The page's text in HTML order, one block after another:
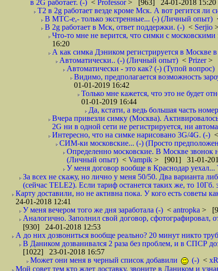
в 2G работает. (-) < Professor> [963] 24-01-2018 15:20
T2 в 2g работает везде кроме Мск. А вот регится
В МТС-е,- только экстренные... (-) (Личный опыт)
В 2g работает в Мск, ответ поддержки. (-) < Serjio
Что-то мне не верится, что симки с
16:20
А как симка Дэником регистрируется в Москве
Автоматически.. (-) (Личный опыт) < Prizer>
Автоматически - это как? (-) (Тупой вопрос)
Видимо, предполагается возможность
01-01-2019 16:42
Только мне кажется, что это не будет
01-01-2019 16:44
Да, кстати, а ведь большая часть
Вчера привезли симку (Москва).
2G ни в одной сети не регистрируется, ни
Интересно, что на симке нарисовано 3G/4G. (-)
СИМ-ки московские... (-) (Просто
Определенно московские. В Москве звонок
(Личный опыт) < Vampik > [901] 31-01-
У меня договор вообще в Краснодар
За всех не скажу, но лично у меня 50/50. Два варианта
(сейчас TELE2). Если тариф останется таких же, то
Карту доставили, но не активна пока. У кого есть советы
24-01-2018 12:41
У меня вечером того же дня заработала (-) < antropka >
Аналогично. Заполнил свой договор,
[930] 24-01-2018 12:53
А до них дозвониться вообще реально? 20 минут никто
В Даником дозванивался 2 раза без проблем, и в СПСР
[1022] 23-01-2018 16:57
Может они меня в черный список добавили
(-) <
Мой совет тем кто ждет доставку, звоните в Даником и